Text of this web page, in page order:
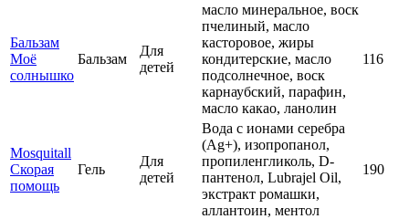
Бальзам
Моё
солнышко
Бальзам
Для
детей
масло минеральное, воск
пчелиный, масло
касторовое, жиры
кондитерские, масло
подсолнечное, воск
карнаубский, парафин,
масло какао, ланолин
116
Mosquitall
Скорая
помощь
Гель
Для
детей
Вода с ионами серебра
(Ag+), изопропанол,
пропиленгликоль, D-
пантенол, Lubrajel Oil,
экстракт ромашки,
аллантоин, ментол
190